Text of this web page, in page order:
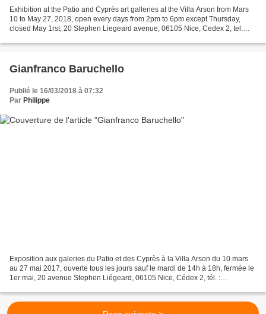
Exhibition at the Patio and Cyprès art galleries at the Villa Arson from Mars
10 to May 27, 2018, open every days from 2pm to 6pm except Thursday,
closed May 1rst, 20 Stephen Liegeard avenue, 06105 Nice, Cedex 2, tel.
Gianfranco Baruchello
Publié le 16/03/2018 à 07:32
Par Philippe
Exposition aux galeries du Patio et des Cyprès à la Villa Arson du 10 mars
au 27 mai 2017, ouverte tous les jours sauf le mardi de 14h à 18h, fermée le
1er mai, 20 avenue Stephen Liégeard, 06105 Nice, Cédex 2, tél. :